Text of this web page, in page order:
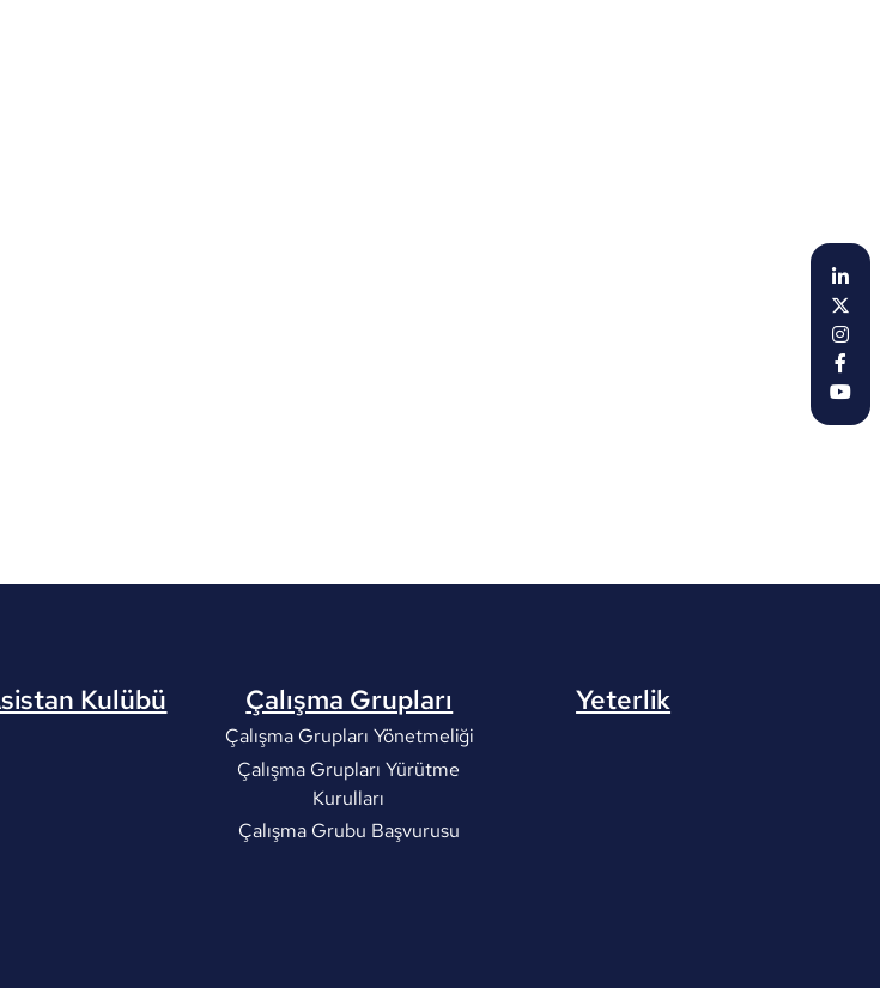
Kulübü Çalışma Grupları
Çalışma Grupları Yönetmeliği
Çalışma Grupları Yürütme
Kurulları
Çalışma Grubu Başvurusu
Yeterlik